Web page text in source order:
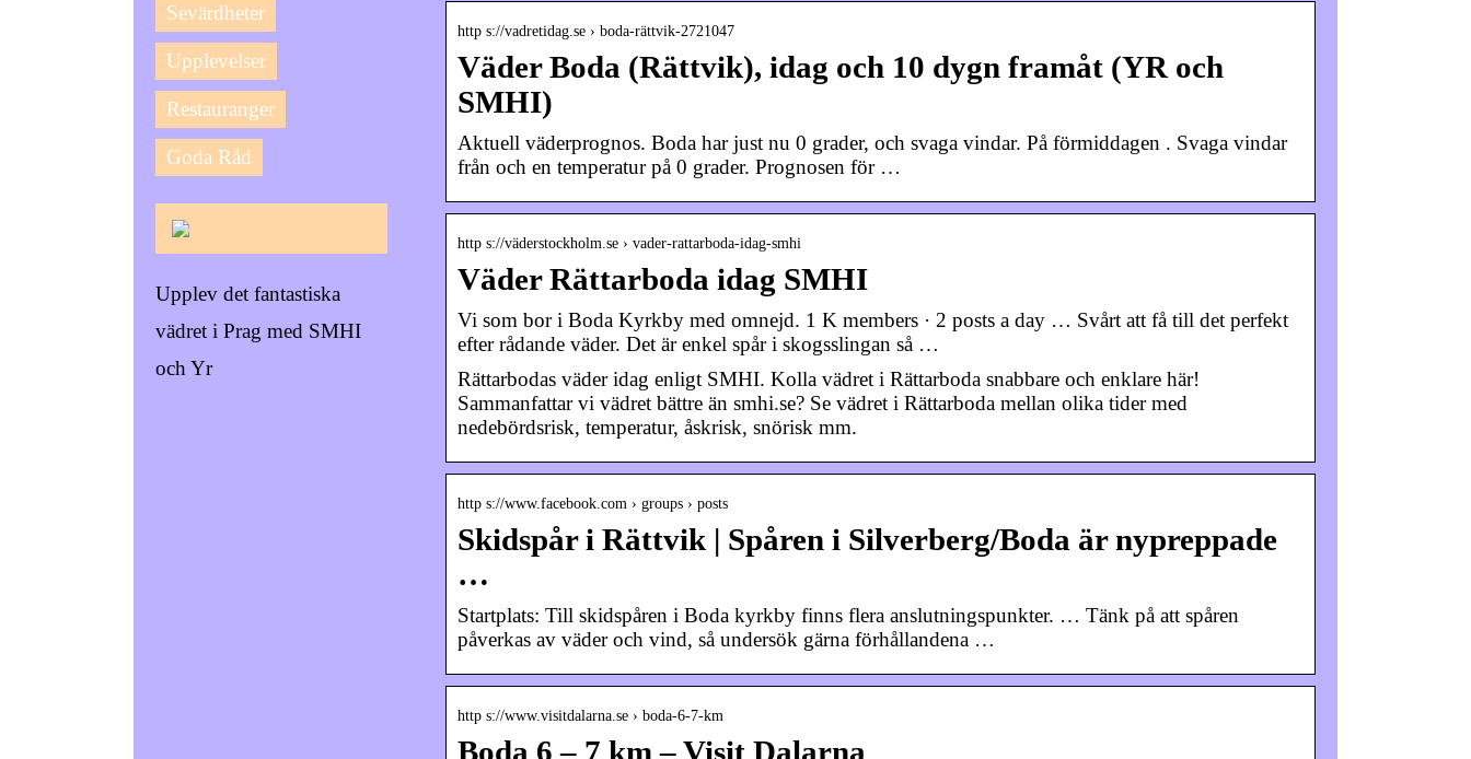
http s://vadretidag.se › boda-rättvik-2721047
Väder Boda (Rättvik), idag och 10 dygn framåt (YR och
SMHI)
Aktuell väderprognos. Boda har just nu 0 grader, och svaga vindar. På förmiddagen . Svaga vindar
från och en temperatur på 0 grader. Prognosen för …
http s://väderstockholm.se › vader-rattarboda-idag-smhi
Väder Rättarboda idag SMHI
Vi som bor i Boda Kyrkby med omnejd. 1 K members · 2 posts a day … Svårt att få till det perfekt
efter rådande väder. Det är enkel spår i skogsslingan så …
Rättarbodas väder idag enligt SMHI. Kolla vädret i Rättarboda snabbare och enklare här!
Sammanfattar vi vädret bättre än smhi.se? Se vädret i Rättarboda mellan olika tider med
nedebördsrisk, temperatur, åskrisk, snörisk mm.
http s://www.facebook.com › groups › posts
Skidspår i Rättvik | Spåren i Silverberg/Boda är nypreppade
…
Startplats: Till skidspåren i Boda kyrkby finns flera anslutningspunkter. … Tänk på att spåren
påverkas av väder och vind, så undersök gärna förhållandena …
http s://www.visitdalarna.se › boda-6-7-km
Boda 6 – 7 km – Visit Dalarna
Sevärdheter
Upplevelser
Restauranger
Goda Råd
Upplev det fantastiska
vädret i Prag med SMHI
och Yr